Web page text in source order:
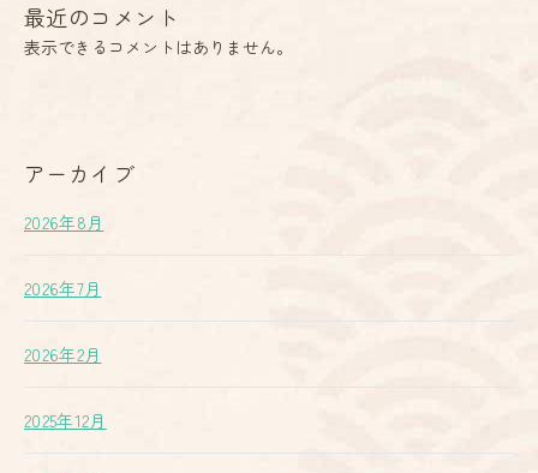
最近のコメント
表示できるコメントはありません。
アーカイブ
2026年8月
2026年7月
2026年2月
2025年12月